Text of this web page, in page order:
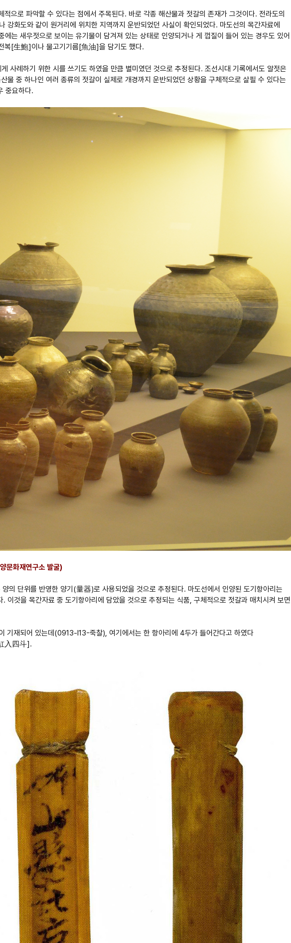
으로 파악할 수 있다는 점에서 주목된다. 바로 각종 해산물과 젓갈의 존재가 그것이다. 전라도의
화도와 같이 원거리에 위치한 지역까지 운반되었던 사실이 확인되었다. 마도선의 목간자료에
새우젓으로 보이는 유기물이 담겨져 있는 상태로 인양되거나 게 껍질이 들어 있는 경우도 있어
복[生鮑]이나 물고기기름[魚油]을 담기도 했다.
례하기 위한 시를 쓰기도 하였을 만큼 별미였던 것으로 추정된다. 조선시대 기록에서도 알젓은
중 하나인 여러 종류의 젓갈이 실제로 개경까지 운반되었던 상황을 구체적으로 살필 수 있다는
중요하다.
문화재연구소 발굴)
의 단위를 반영한 양기(量器)로 사용되었을 것으로 추정된다. 마도선에서 인양된 도기항아리는
것을 목간자료 중 도기항아리에 담았을 것으로 추정되는 식품, 구체적으로 젓갈과 매치시켜 보면
기재되어 있는데(0913-I13-죽찰), 여기에서는 한 항아리에 4두가 들어간다고 하였다
入四斗].